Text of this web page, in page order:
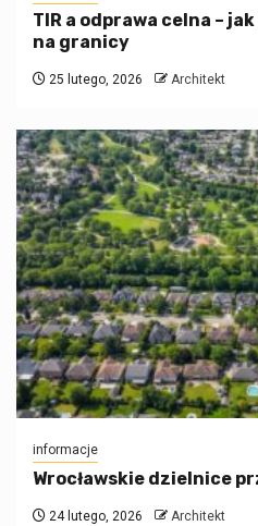
TIR a odprawa celna –
na granicy
25 lutego, 2026 Architekt
informacje
Wrocławskie dzielnice
24 lutego, 2026 Architekt